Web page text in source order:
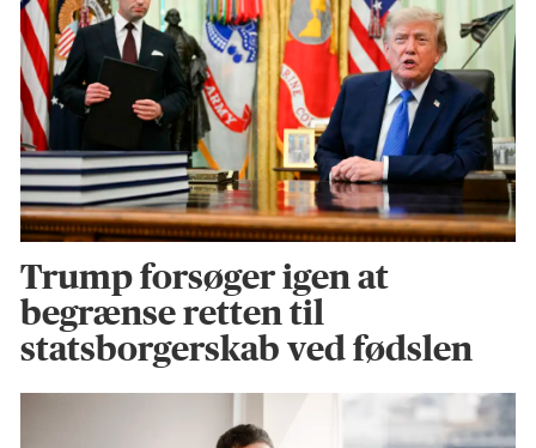
Trump forsøger igen at
begrænse retten til
statsborgerskab ved fødslen